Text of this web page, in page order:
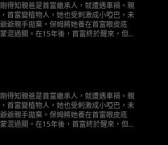
得知親爸是首富繼承人，就遭遇車禍。親
首富變植物人，她也受刺激成小啞巴，未
爺親手拋棄。保姆將她養在首富眼皮底
混過關。在15年後，首富終於醒來，但是
得知親爸是首富繼承人，就遭遇車禍。親
首富變植物人，她也受刺激成小啞巴，未
爺親手拋棄。保姆將她養在首富眼皮底
混過關。在15年後，首富終於醒來，但是